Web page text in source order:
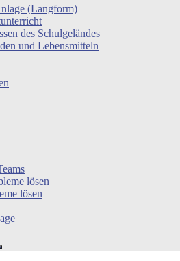
(Langform)
des Schulgeländes
und Lebensmitteln
lösen
lösen